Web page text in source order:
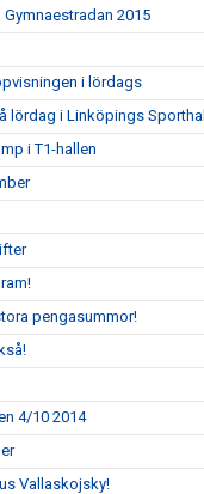
2015
i lördags
lördag i Linköpings Sporthall
i T1-hallen
pengasummor!
4/10 2014
Vallaskojsky!